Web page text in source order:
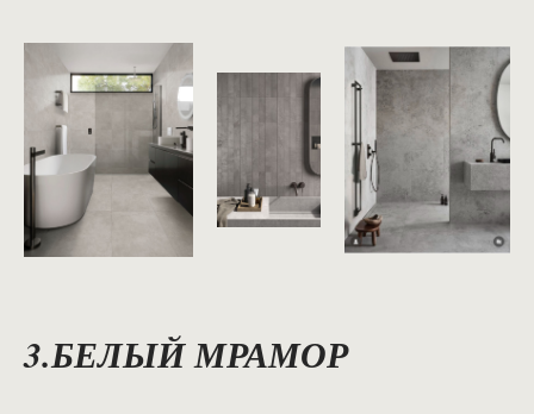
3.БЕЛЫЙ МРАМОР